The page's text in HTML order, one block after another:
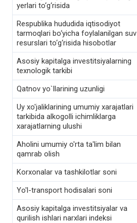
yerlari to‘g‘risida
Respublika hududida iqtisodiyot
tarmoqlari bo‘yicha foylalanilgan suv
resurslari to‘g‘risida hisobotlar
Asosiy kapitalga investitsiyalarning
texnologik tarkibi
Qatnov yo`llarining uzunligi
Uy xo'jaliklarining umumiy xarajatlari
tarkibida alkogolli ichimliklarga
xarajatlarning ulushi
Aholini umumiy o'rta ta'lim bilan
qamrab olish
Korxonalar va tashkilotlar soni
Yo'l-transport hodisalari soni
Asosiy kapitalga investitsiyalar va
qurilish ishlari narxlari indeksi